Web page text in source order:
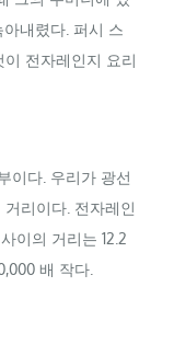
내렸다. 퍼시 스
전자레인지 요리
이다. 우리가 광선
리이다. 전자레인
이의 거리는 12.2
배 작다.